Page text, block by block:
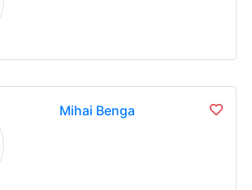
Mihai Benga